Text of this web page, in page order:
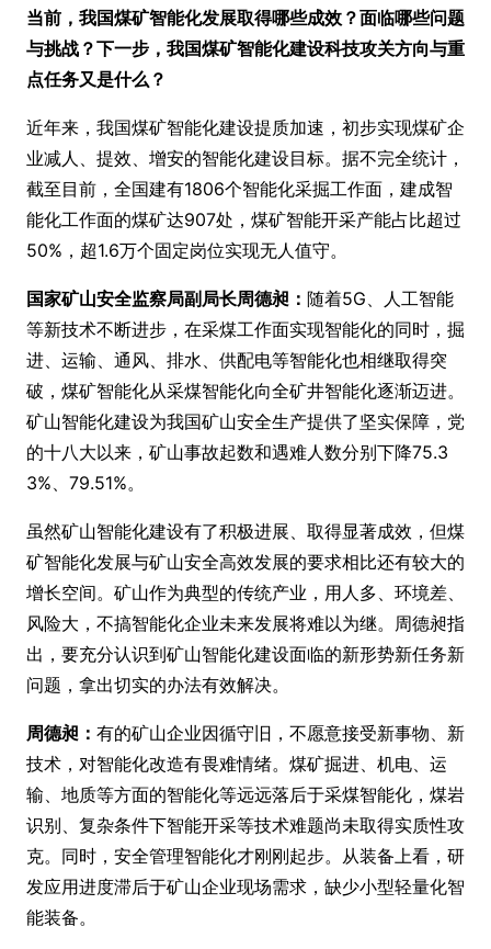
当前，我国煤矿智能化发展取得哪些成效？面临哪些问题
与挑战？下一步，我国煤矿智能化建设科技攻关方向与重
点任务又是什么？
近年来，我国煤矿智能化建设提质加速，初步实现煤矿企
业减人、提效、增安的智能化建设目标。据不完全统计，
截至目前，全国建有1806个智能化采掘工作面，建成智
能化工作面的煤矿达907处，煤矿智能开采产能占比超过
50%，超1.6万个固定岗位实现无人值守。
国家矿山安全监察局副局长周德昶： 随着5G、人工智能
等新技术不断进步，在采煤工作面实现智能化的同时，掘
进、运输、通风、排水、供配电等智能化也相继取得突
破，煤矿智能化从采煤智能化向全矿井智能化逐渐迈进。
矿山智能化建设为我国矿山安全生产提供了坚实保障，党
的十八大以来，矿山事故起数和遇难人数分别下降75.3
3%、79.51%。
虽然矿山智能化建设有了积极进展、取得显著成效，但煤
矿智能化发展与矿山安全高效发展的要求相比还有较大的
增长空间。矿山作为典型的传统产业，用人多、环境差、
风险大，不搞智能化企业未来发展将难以为继。周德昶指
出，要充分认识到矿山智能化建设面临的新形势新任务新
问题，拿出切实的办法有效解决。
周德昶： 有的矿山企业因循守旧，不愿意接受新事物、新
技术，对智能化改造有畏难情绪。煤矿掘进、机电、运
输、地质等方面的智能化等远远落后于采煤智能化，煤岩
识别、复杂条件下智能开采等技术难题尚未取得实质性攻
克。同时，安全管理智能化才刚刚起步。从装备上看，研
发应用进度滞后于矿山企业现场需求，缺少小型轻量化智
能装备。